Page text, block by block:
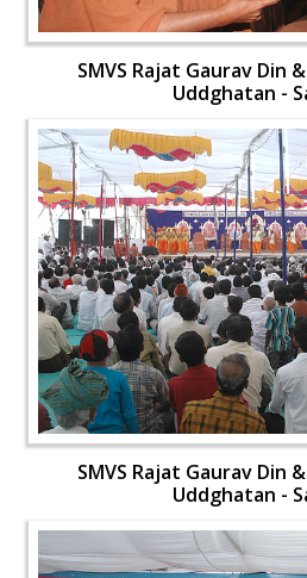
SMVS Rajat Gaurav Din
Uddghatan -
SMVS Rajat Gaurav Din
Uddghatan -